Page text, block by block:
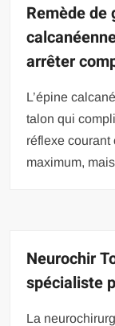
Remède de
arrêter
L’épine
talon qui
réflexe courant
maximum,
Neurochir
spécialiste
La